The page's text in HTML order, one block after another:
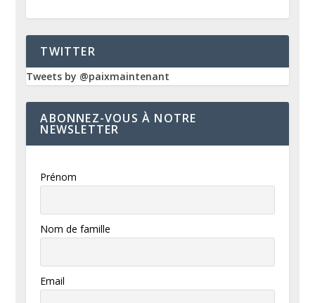
TWITTER
Tweets by @paixmaintenant
ABONNEZ-VOUS À NOTRE
NEWSLETTER
Prénom
Nom de famille
Email